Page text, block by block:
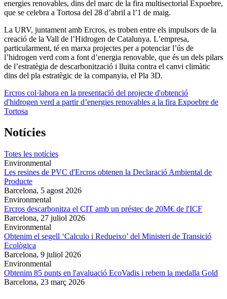
energies renovables, dins del marc de la fira multisectorial Expoebre,
que se celebra a Tortosa del 28 d’abril a l’1 de maig.
La URV, juntament amb Ercros, es troben entre els impulsors de la
creació de la Vall de l’Hidrogen de Catalunya. L’empresa,
particularment, té en marxa projectes per a potenciar l’ús de
l’hidrogen verd com a font d’energia renovable, que és un dels pilars
de l’estratègia de descarbonització i lluita contra el canvi climàtic
dins del pla estratègic de la companyia, el Pla 3D.
Ercros col·labora en la presentació del projecte d'obtenció
d'hidrogen verd a partir d’energies renovables a la fira Expoebre de
Tortosa
Notícies
Totes les notícies
Environmental
Les resines de PVC d'Ercros obtenen la Declaració Ambiental de
Producte
Barcelona, 5 agost 2026
Environmental
Ercros descarbonitza el CIT amb un préstec de 20M€ de l'ICF
Barcelona, 27 juliol 2026
Environmental
Obtenim el segell ‘Calculo i Redueixo’ del Ministeri de Transició
Ecològica
Barcelona, 9 juliol 2026
Environmental
Obtenim 85 punts en l'avaluació EcoVadis i rebem la medalla Gold
Barcelona, 23 març 2026